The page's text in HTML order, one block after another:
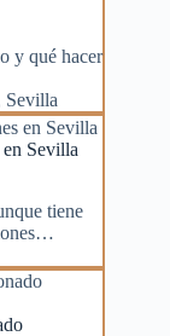
y qué hacer
Sevilla
Sevilla
tiene